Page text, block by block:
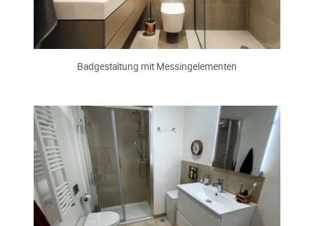
Badgestaltung mit Messingelementen